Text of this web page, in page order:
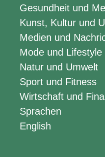
Gesundheit und
Kunst, Kultur und
Medien und
Mode und Lifestyle
Natur und Umwelt
Sport und Fitness
Wirtschaft und
Sprachen
English